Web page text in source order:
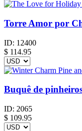
Torre Amor por
ID: 12400
$ 114.95
Buquê de
ID: 2065
$ 109.95